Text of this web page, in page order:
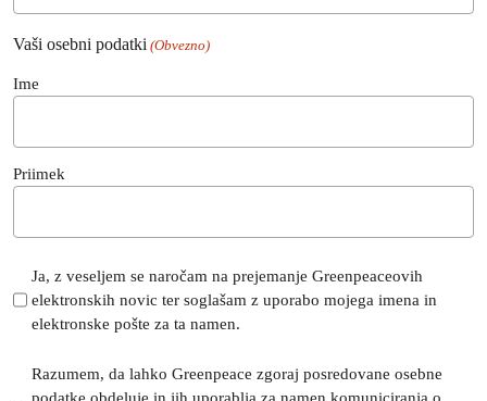
Vaši osebni podatki (Obvezno)
Ime
Priimek
u
Ja, z veseljem se naročam na prejemanje Greenpeaceovih
elektronskih novic ter soglašam z uporabo mojega imena in
elektronske pošte za ta namen.
Razumem, da lahko Greenpeace zgoraj posredovane osebne